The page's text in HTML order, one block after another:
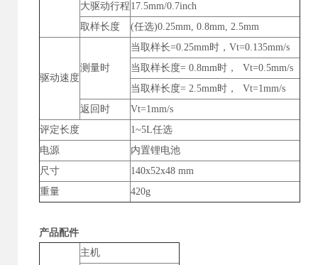
大驱动行程 17.5mm/0.7inch
取样长度
(任选)0.25mm, 0.8mm, 2.5mm
驱动速度
测量时
当取样长=0.25mm时，Vt=0.135mm/s
当取样长度= 0.8mm时， Vt=0.5mm/s
当取样长度= 2.5mm时， Vt=1mm/s
返回时
Vt=1mm/s
评定长度
1~5L任选
电源
内置锂电池
尺寸
140x52x48 mm
重量
420g
产品配件
主机